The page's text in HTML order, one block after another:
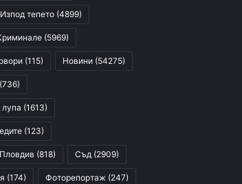
Изпод тепето (4899)
(5969)
(115) Новини (54275)
(736)
(1613)
(123)
(818) Съд (2909)
(174) Фоторепортаж (247)